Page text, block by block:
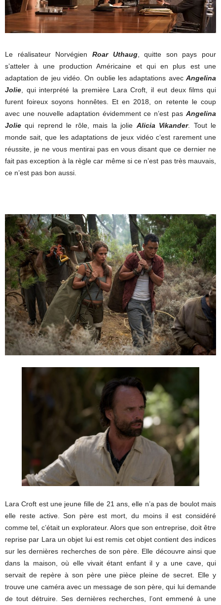
Le réalisateur Norvégien Roar Uthaug, quitte son pays pour
s’atteler à une production Américaine et qui en plus est une
adaptation de jeu vidéo. On oublie les adaptations avec Angelina
Jolie, qui interprété la première Lara Croft, il eut deux films qui
furent foireux soyons honnêtes. Et en 2018, on retente le coup
avec une nouvelle adaptation évidemment ce n’est pas Angelina
Jolie qui reprend le rôle, mais la jolie Alicia Vikander. Tout le
monde sait, que les adaptations de jeux vidéo c’est rarement une
réussite, je ne vous mentirai pas en vous disant que ce dernier ne
fait pas exception à la règle car même si ce n’est pas très mauvais,
ce n’est pas bon aussi.
Lara Croft est une jeune fille de 21 ans, elle n’a pas de boulot mais
elle reste active. Son père est mort, du moins il est considéré
comme tel, c’était un explorateur. Alors que son entreprise, doit être
reprise par Lara un objet lui est remis cet objet contient des indices
sur les dernières recherches de son père. Elle découvre ainsi que
dans la maison, où elle vivait étant enfant il y a une cave, qui
servait de repère à son père une pièce pleine de secret. Elle y
trouve une caméra avec un message de son père, qui lui demande
de tout détruire. Ses dernières recherches, l’ont emmené à une